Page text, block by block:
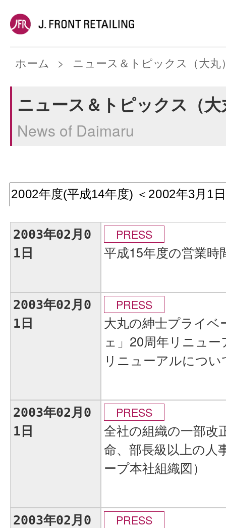
ホーム ニュース＆トピックス（大丸
ニュース＆トピックス（大
News of Daimaru
2003年02月0
1日
PRESS
平成15年度の営業
2003年02月0
1日
PRESS
大丸の紳士プライ
ェ」20周年リニュ
リニューアルについ
2003年02月0
1日
PRESS
全社の組織の一部改
命、部長級以上の人
ープ本社組織図）
2003年02月0
PRESS